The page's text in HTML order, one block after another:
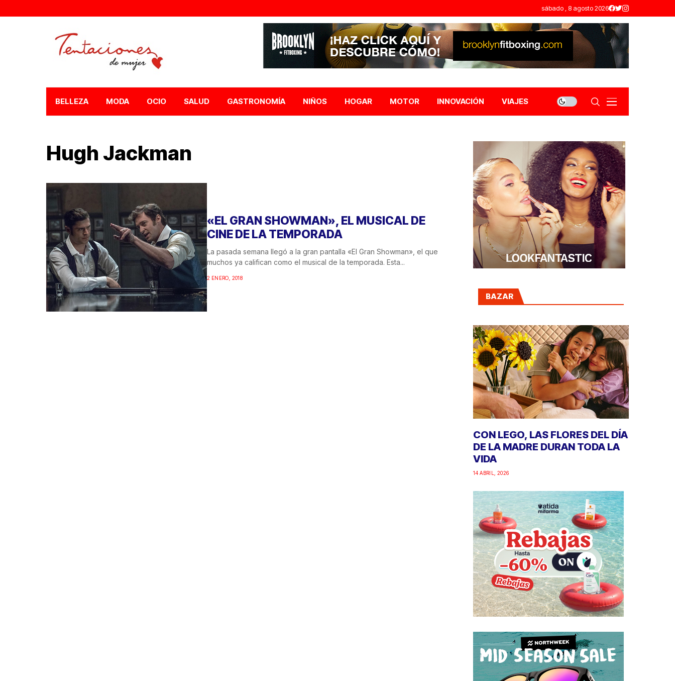
sábado , 8 agosto 2026
BELLEZA MODA OCIO SALUD GASTRONOMÍA NIÑOS HOGAR MOTOR INNOVACIÓN VIAJES
Hugh Jackman
«EL GRAN SHOWMAN», EL MUSICAL DE
CINE DE LA TEMPORADA
La pasada semana llegó a la gran pantalla «El Gran Showman», el que
muchos ya califican como el musical de la temporada. Esta...
2 ENERO, 2018
BAZAR
CON LEGO, LAS FLORES DEL DÍA
DE LA MADRE DURAN TODA LA
VIDA
14 ABRIL, 2026